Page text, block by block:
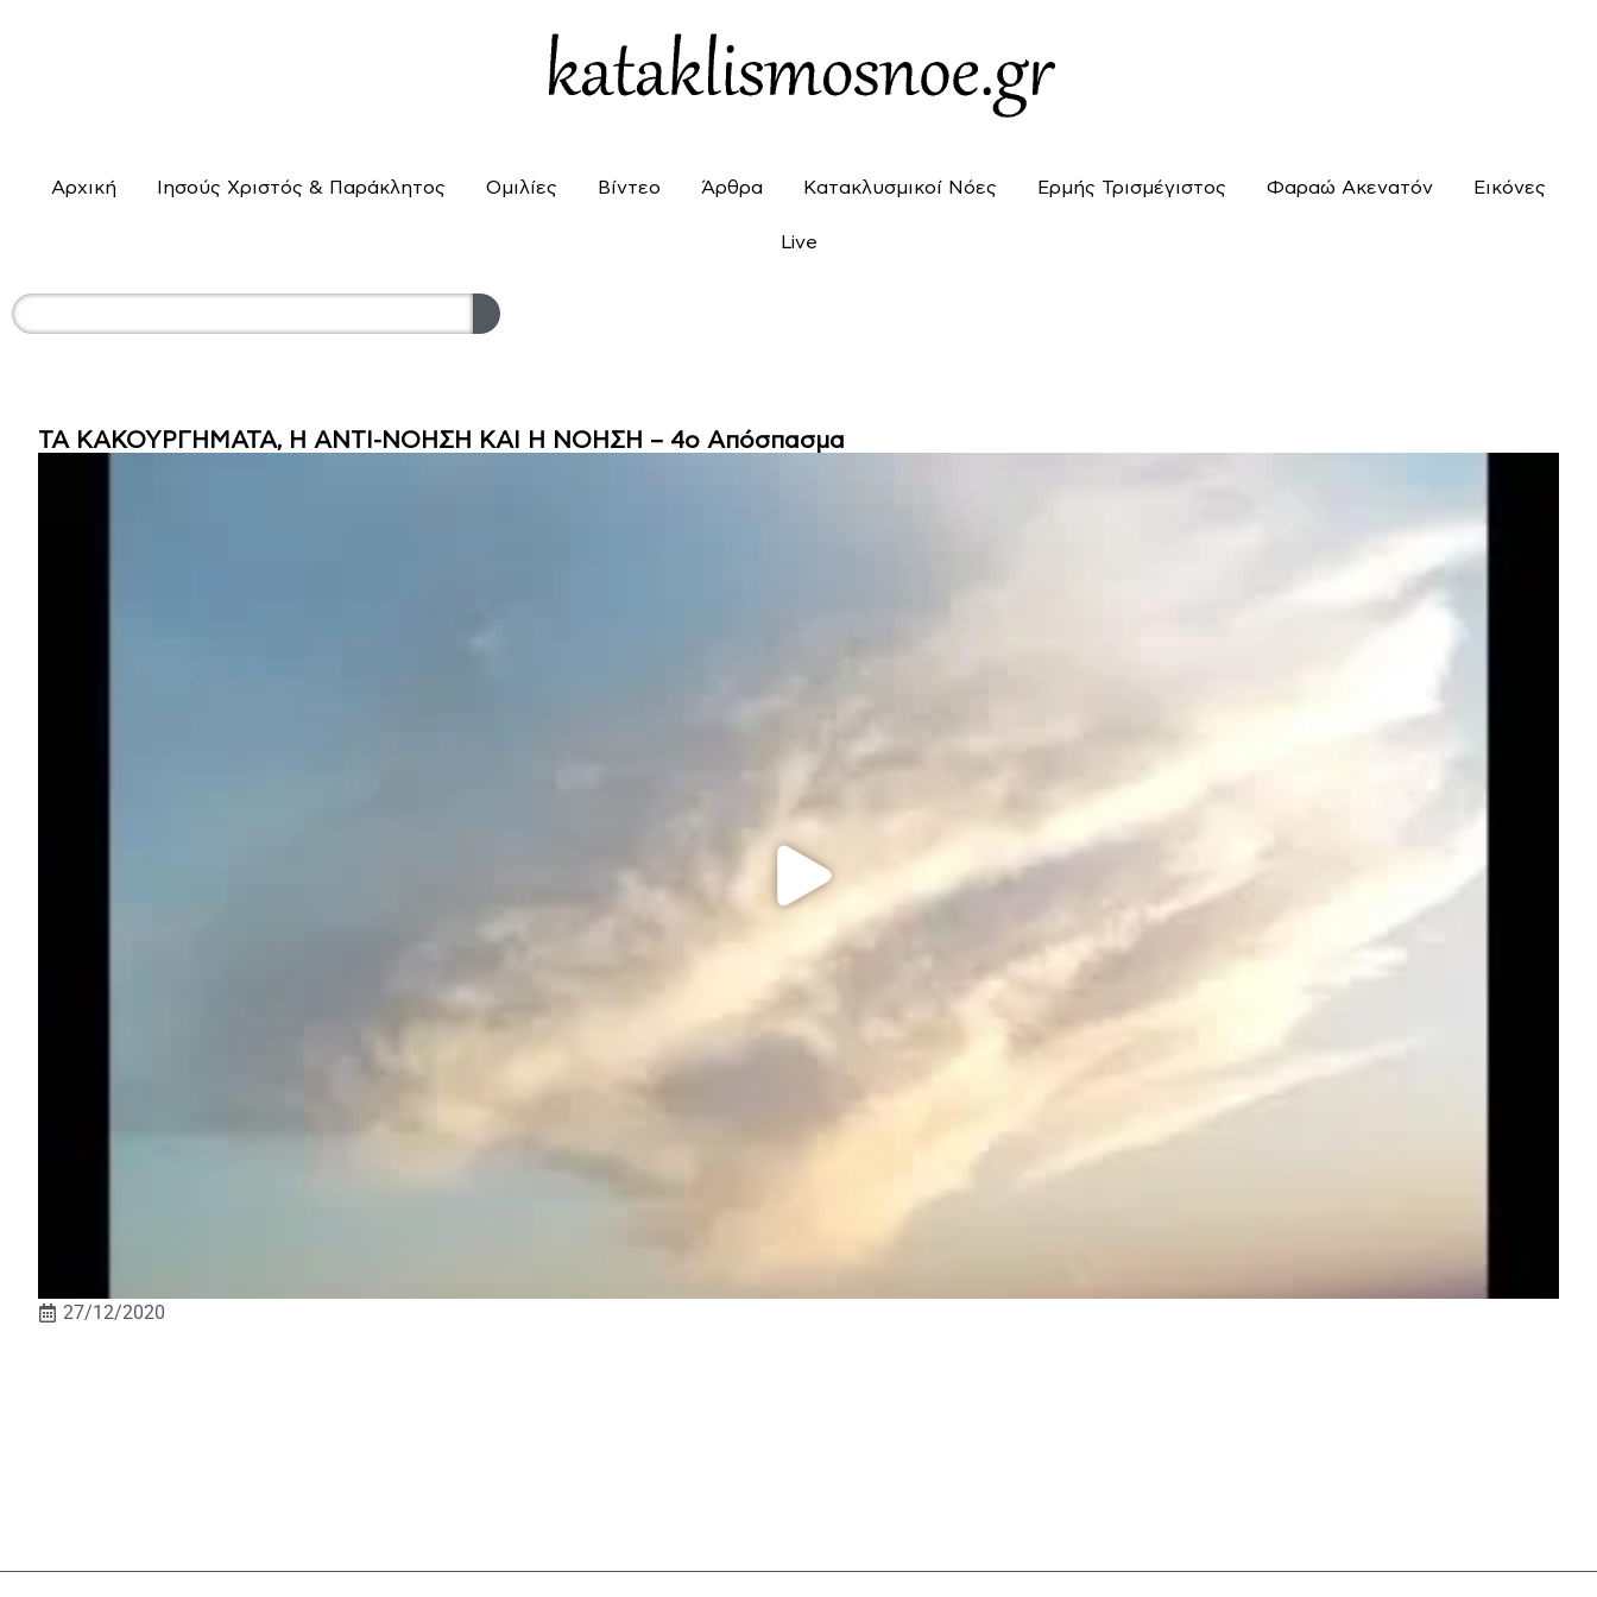
Αρχική Ιησούς Χριστός & Παράκλητος Ομιλίες Βίντεο Άρθρα Κατακλυσμικοί Νόες Ερμής Τρισμέγιστος Φαραώ Ακενατόν Εικόνες
Live
ΤΑ ΚΑΚΟΥΡΓΗΜΑΤΑ, Η ΑΝΤΙ-ΝΟΗΣΗ ΚΑΙ Η ΝΟΗΣΗ – 4o Απόσπασμα
27/12/2020